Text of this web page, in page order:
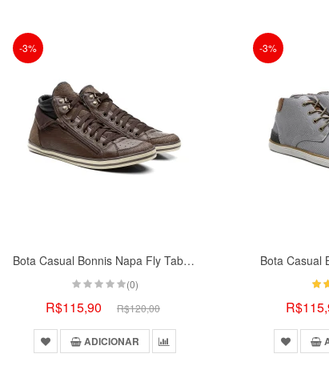
-3%
Bota Casual Bonnis Napa Fly Tabaco
(0)
R$115,90 R$120,00
ADICIONAR
-3%
Bota Casual